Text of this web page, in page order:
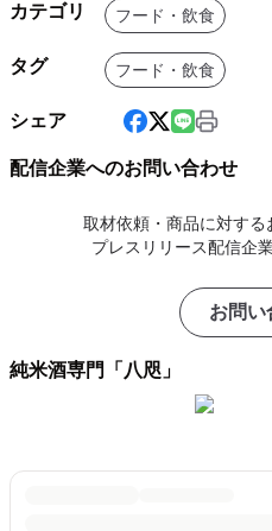
カテゴリ フード・飲食
タグ フード・飲食
シェア
配信企業へのお問い合わせ
取材依頼・商品に対する
プレスリリース配信企
お問い
純米酒専門「八咫」